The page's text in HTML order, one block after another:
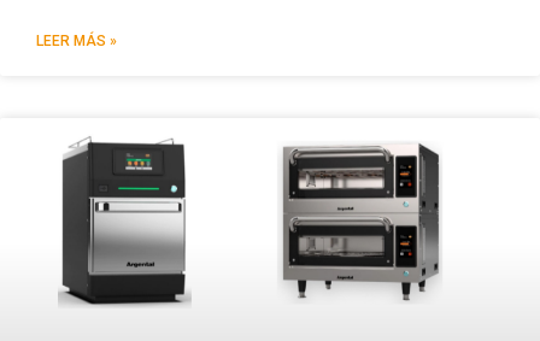
LEER MÁS »